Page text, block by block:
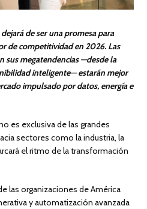
de ser una promesa para
de competitividad en 2026. Las
sus megatendencias —desde la
inteligente— estarán mejor
impulsado por datos, energía e
es exclusiva de las grandes
sectores como la industria, la
el ritmo de la transformación
las organizaciones de América
y automatización avanzada